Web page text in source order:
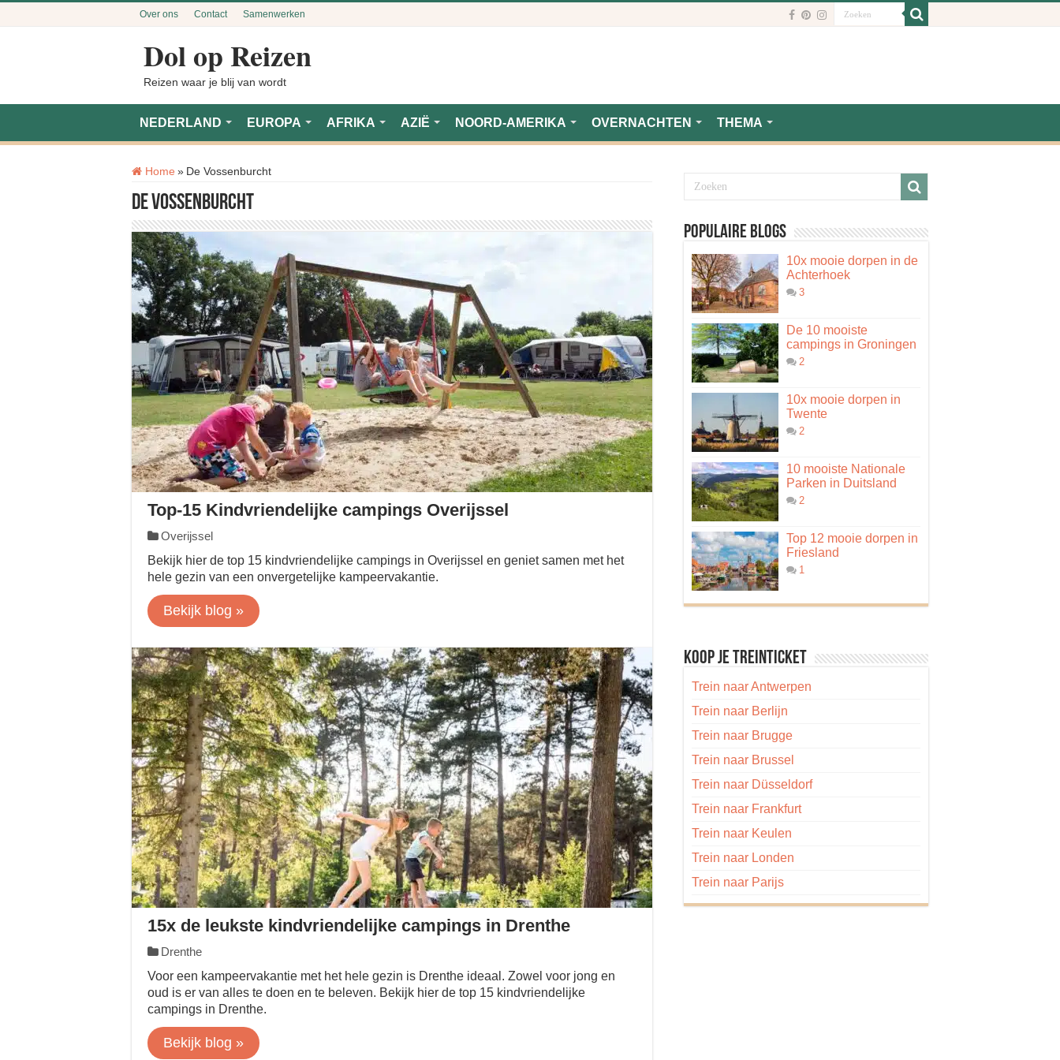
Over ons Contact Samenwerken
Dol op Reizen
Reizen waar je blij van wordt
NEDERLAND EUROPA AFRIKA AZIË NOORD-AMERIKA OVERNACHTEN THEMA
Home » Tag:
De Vossenburcht
De Vossenburcht
Top-15 Kindvriendelijke campings Overijssel
Overijssel
Bekijk hier de top 15 kindvriendelijke campings in Overijssel en geniet samen met het
hele gezin van een onvergetelijke kampeervakantie.
Bekijk blog »
15x de leukste kindvriendelijke campings in Drenthe
Drenthe
Voor een kampeervakantie met het hele gezin is Drenthe ideaal. Zowel voor jong en
oud is er van alles te doen en te beleven. Bekijk hier de top 15 kindvriendelijke
campings in Drenthe.
Bekijk blog »
Populaire blogs
10x mooie dorpen in de
Achterhoek
3
De 10 mooiste
campings in Groningen
2
10x mooie dorpen in
Twente
2
10 mooiste Nationale
Parken in Duitsland
2
Top 12 mooie dorpen in
Friesland
1
Koop je treinticket
Trein naar Antwerpen
Trein naar Berlijn
Trein naar Brugge
Trein naar Brussel
Trein naar Düsseldorf
Trein naar Frankfurt
Trein naar Keulen
Trein naar Londen
Trein naar Parijs